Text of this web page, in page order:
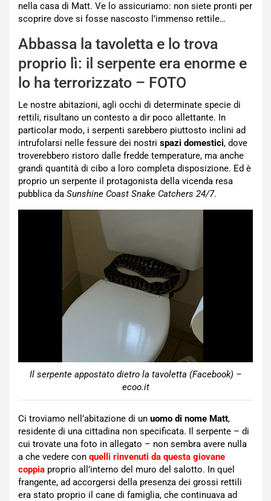
nella casa di Matt. Ve lo assicuriamo: non siete pronti per
scoprire dove si fosse nascosto l’immenso rettile…
Abbassa la tavoletta e lo trova
proprio lì: il serpente era enorme e
lo ha terrorizzato – FOTO
Le nostre abitazioni, agli occhi di determinate specie di
rettili, risultano un contesto a dir poco allettante. In
particolar modo, i serpenti sarebbero piuttosto inclini ad
intrufolarsi nelle fessure dei nostri spazi domestici, dove
troverebbero ristoro dalle fredde temperature, ma anche
grandi quantità di cibo a loro completa disposizione. Ed è
proprio un serpente il protagonista della vicenda resa
pubblica da Sunshine Coast Snake Catchers 24/7.
Il serpente appostato dietro la tavoletta (Facebook) –
ecoo.it
Ci troviamo nell’abitazione di un uomo di nome Matt,
residente di una cittadina non specificata. Il serpente – di
cui trovate una foto in allegato – non sembra avere nulla
a che vedere con quelli rinvenuti da questa giovane
coppia proprio all’interno del muro del salotto. In quel
frangente, ad accorgersi della presenza dei grossi rettili
era stato proprio il cane di famiglia, che continuava ad